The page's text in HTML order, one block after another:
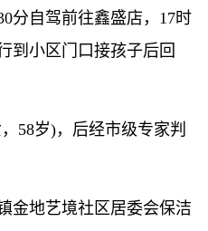
分自驾前往鑫盛店，17时
到小区门口接孩子后回
岁)，后经市级专家判
地艺境社区居委会保洁